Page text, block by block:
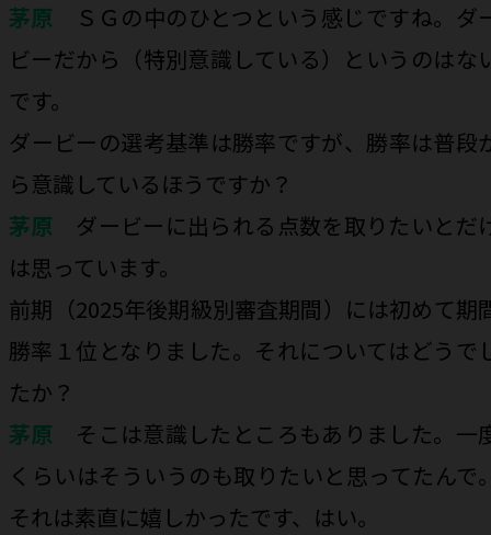
茅原 ＳＧの中のひとつという感じですね。ダ
ビーだから（特別意識している）というのはな
です。
――ダービーの選考基準は勝率ですが、勝率は普段
ら意識しているほうですか？
茅原 ダービーに出られる点数を取りたいとだ
は思っています。
――前期（2025年後期級別審査期間）には初めて期
勝率１位となりました。それについてはどうで
たか？
茅原 そこは意識したところもありました。一
くらいはそういうのも取りたいと思ってたんで
それは素直に嬉しかったです、はい。